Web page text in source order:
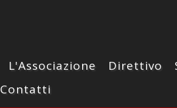
L'Associazione Direttivo
Contatti